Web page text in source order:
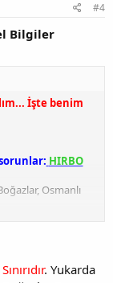
#4
Bilgiler
İşte benim
HIRBO
Osmanlı
. Yukarda